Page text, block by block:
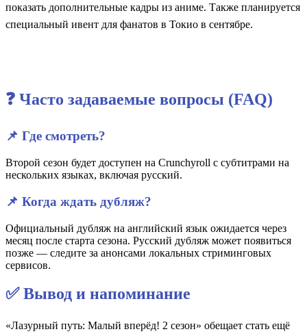
показать дополнительные кадры из аниме. Также планируется
специальный ивент для фанатов в Токио в сентябре.
❓ Часто задаваемые вопросы (FAQ)
📌 Где смотреть?
Второй сезон будет доступен на Crunchyroll с субтитрами на
нескольких языках, включая русский.
📌 Когда ждать дубляж?
Официальный дубляж на английский язык ожидается через
месяц после старта сезона. Русский дубляж может появиться
позже — следите за анонсами локальных стриминговых
сервисов.
✅ Вывод и напоминание
«Лазурный путь: Малый вперёд! 2 сезон» обещает стать ещё